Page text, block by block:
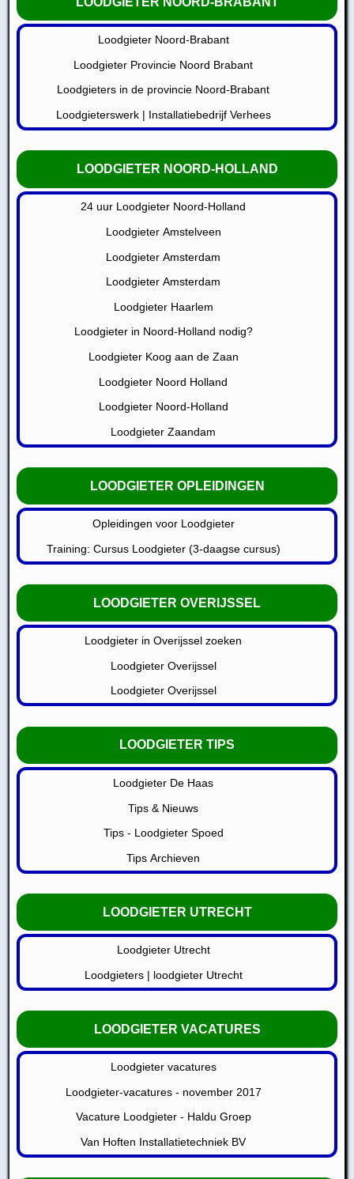
Loodgieter Noord-Brabant
Loodgieter Provincie Noord Brabant
Loodgieters in de provincie Noord-Brabant
Loodgieterswerk | Installatiebedrijf Verhees
LOODGIETER NOORD-HOLLAND
24 uur Loodgieter Noord-Holland
Loodgieter Amstelveen
Loodgieter Amsterdam
Loodgieter Amsterdam
Loodgieter Haarlem
Loodgieter in Noord-Holland nodig?
Loodgieter Koog aan de Zaan
Loodgieter Noord Holland
Loodgieter Noord-Holland
Loodgieter Zaandam
LOODGIETER OPLEIDINGEN
Opleidingen voor Loodgieter
Training: Cursus Loodgieter (3-daagse cursus)
LOODGIETER OVERIJSSEL
Loodgieter in Overijssel zoeken
Loodgieter Overijssel
Loodgieter Overijssel
LOODGIETER TIPS
Loodgieter De Haas
Tips & Nieuws
Tips - Loodgieter Spoed
Tips Archieven
LOODGIETER UTRECHT
Loodgieter Utrecht
Loodgieters | loodgieter Utrecht
LOODGIETER VACATURES
Loodgieter vacatures
Loodgieter-vacatures - november 2017
Vacature Loodgieter - Haldu Groep
Van Hoften Installatietechniek BV